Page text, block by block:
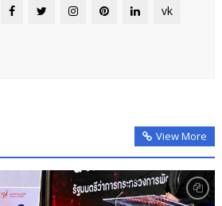
vk
View More